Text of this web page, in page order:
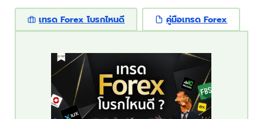
เทรด Forex โบรกไหนดี คู่มือเทรด Forex